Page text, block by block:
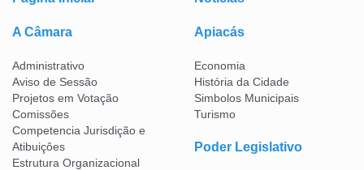
A Câmara
Administrativo
Aviso de Sessão
Projetos em Votação
Comissões
Competencia Jurisdição e
Atibuiçôes
Estrutura Organizacional
Apiacás
Economia
História da Cidade
Simbolos Municipais
Turismo
Poder Legislativo